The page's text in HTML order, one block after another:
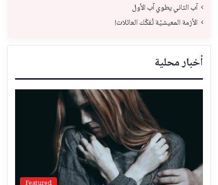
آب الثاني يطوي آب الأول
الأزمة المعيشيّة تُفكّك العائلات!
أخبار محلية